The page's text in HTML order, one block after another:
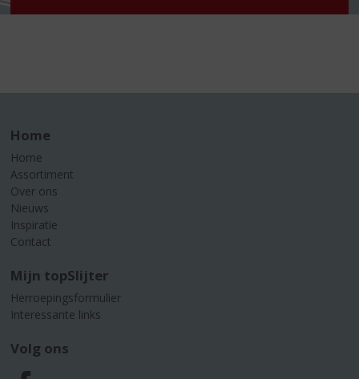
Home
Home
Assortiment
Over ons
Nieuws
Inspiratie
Contact
Mijn topSlijter
Herroepingsformulier
Interessante links
Volg ons